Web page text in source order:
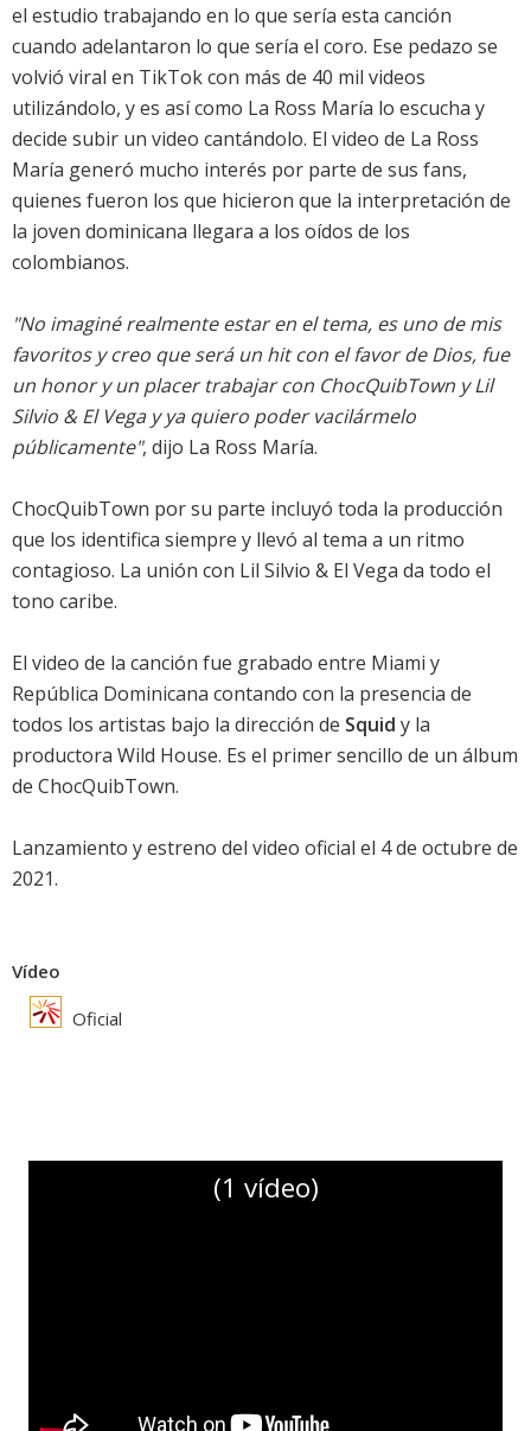
el estudio trabajando en lo que sería esta canción
cuando adelantaron lo que sería el coro. Ese pedazo se
volvió viral en TikTok con más de 40 mil videos
utilizándolo, y es así como La Ross María lo escucha y
decide subir un video cantándolo. El video de La Ross
María generó mucho interés por parte de sus fans,
quienes fueron los que hicieron que la interpretación de
la joven dominicana llegara a los oídos de los
colombianos.
"No imaginé realmente estar en el tema, es uno de mis
favoritos y creo que será un hit con el favor de Dios, fue
un honor y un placer trabajar con ChocQuibTown y Lil
Silvio & El Vega y ya quiero poder vacilármelo
públicamente", dijo La Ross María.
ChocQuibTown por su parte incluyó toda la producción
que los identifica siempre y llevó al tema a un ritmo
contagioso. La unión con Lil Silvio & El Vega da todo el
tono caribe.
El video de la canción fue grabado entre Miami y
República Dominicana contando con la presencia de
todos los artistas bajo la dirección de Squid y la
productora Wild House. Es el primer sencillo de un álbum
de ChocQuibTown.
Lanzamiento y estreno del video oficial el 4 de octubre de
2021.
Vídeo
Oficial
(1 vídeo)